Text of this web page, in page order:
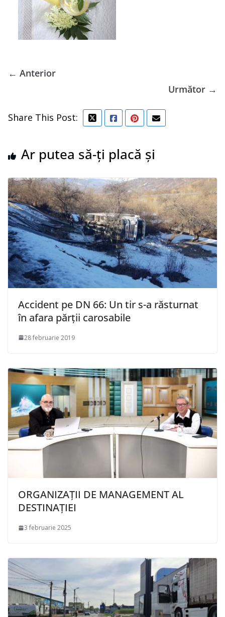
← Anterior
Următor →
Share This Post:
Ar putea să-ți placă și
Accident pe DN 66: Un tir s-a răsturnat
în afara părții carosabile
28 februarie 2019
ORGANIZAȚII DE MANAGEMENT AL
DESTINAȚIEI
3 februarie 2025